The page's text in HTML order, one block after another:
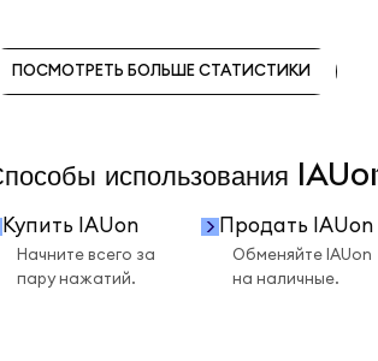
ПОСМОТРЕТЬ БОЛЬШЕ СТАТИСТИКИ
использования
Купить IAUon
Начните всего за
пару нажатий.
Продать IAUon
Обменяйте IAUon
на наличные.